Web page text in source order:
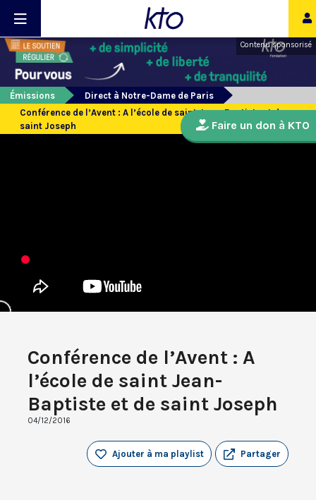
Contenu sponsorisé
Émissions
Direct à Notre-Dame de Paris
Conférence de l’Avent : A l’école de saint Jean-Baptiste et de
saint Joseph
Conférence de l’Avent : A
l’école de saint Jean-
Baptiste et de saint Joseph
04/12/2016
Partager
Ajouter à ma playlist
Faire un don à KTO